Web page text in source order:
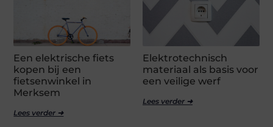
Een elektrische fiets
kopen bij een
fietsenwinkel in
Merksem
Lees verder ➜
Elektrotechnisch
materiaal als basis voor
een veilige werf
Lees verder ➜